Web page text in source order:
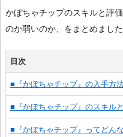
かぼちゃチップのスキルと評
のか弱いのか、をまとめました
目次
■『かぼちゃチップ』の入手方
■『かぼちゃチップ』のスキル
■『かぼちゃチップ』ってどん